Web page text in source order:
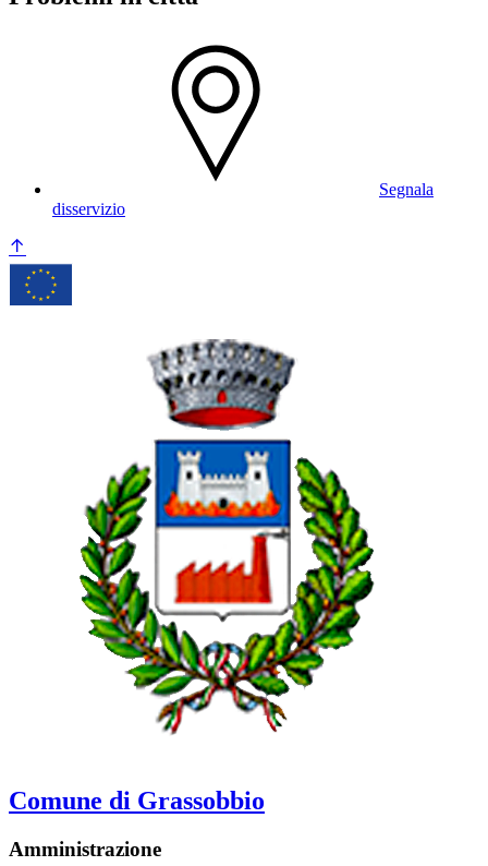
Segnala
disservizio
Comune di Grassobbio
Amministrazione